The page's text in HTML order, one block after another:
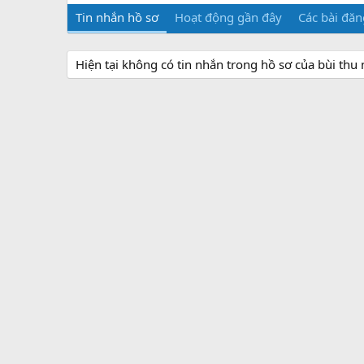
Tin nhắn hồ sơ Hoạt động gần đây Các bài
Hiện tại không có tin nhắn trong hồ sơ của bùi thu